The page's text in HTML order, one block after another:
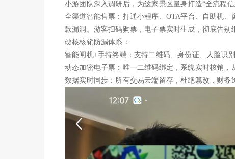
小游团队深入调研后，为这家景区量身打造“全流程
全渠道智能售票：打通小程序、OTA平台、自助机
款漏洞。游客扫码购票，电子票实时生成，彻底告别
硬核核销防漏体系：
智能闸机+手持终端：支持二维码、身份证、人脸识
动态加密电子票：唯一二维码绑定，系统实时核销，
数据实时同步：所有交易云端留存，杜绝篡改，财务